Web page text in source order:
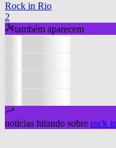
Rock in Rio
2
também aparecem
notícias hitando sobre rock